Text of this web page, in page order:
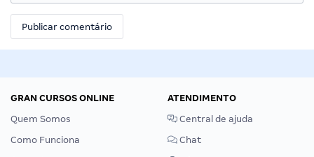
GRAN CURSOS ONLINE
Quem Somos
Como Funciona
ATENDIMENTO
Central de ajuda
Chat